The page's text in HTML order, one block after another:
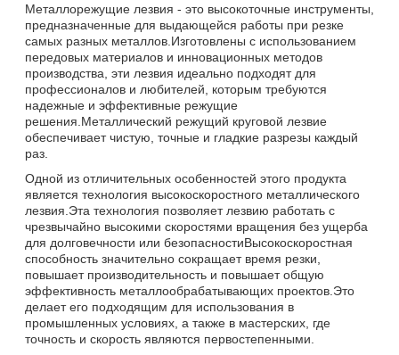
Металлорежущие лезвия - это высокоточные инструменты,
предназначенные для выдающейся работы при резке
самых разных металлов.Изготовлены с использованием
передовых материалов и инновационных методов
производства, эти лезвия идеально подходят для
профессионалов и любителей, которым требуются
надежные и эффективные режущие
решения.Металлический режущий круговой лезвие
обеспечивает чистую, точные и гладкие разрезы каждый
раз.
Одной из отличительных особенностей этого продукта
является технология высокоскоростного металлического
лезвия.Эта технология позволяет лезвию работать с
чрезвычайно высокими скоростями вращения без ущерба
для долговечности или безопасностиВысокоскоростная
способность значительно сокращает время резки,
повышает производительность и повышает общую
эффективность металлообрабатывающих проектов.Это
делает его подходящим для использования в
промышленных условиях, а также в мастерских, где
точность и скорость являются первостепенными.